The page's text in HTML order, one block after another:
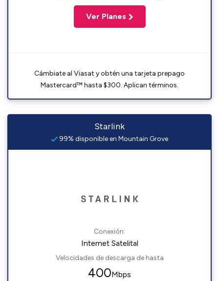
Ver Planes
Cámbiate al Viasat y obtén una tarjeta prepago
Mastercard™ hasta $300. Aplican términos.
Starlink
99% disponible en Mountain Grove
Conexión:
Internet Satelital
Velocidades de descarga de hasta
400Mbps